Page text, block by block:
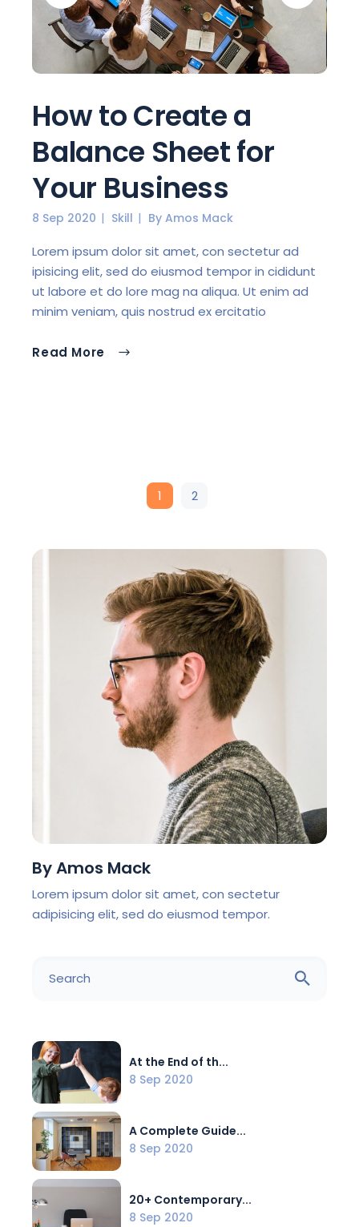
How to Create a
Balance Sheet for
Your Business
8 Sep 2020 Skill By Amos Mack
Lorem ipsum dolor sit amet, con sectetur ad
ipisicing elit, sed do eiusmod tempor in cididunt
ut labore et do lore mag na aliqua. Ut enim ad
minim veniam, quis nostrud ex ercitatio
Read More
1 2
ByAmos Mack
Lorem ipsum dolor sit amet, con sectetur
adipisicing elit, sed do eiusmod tempor.
for:
At the End of th...
8 Sep 2020
A Complete Guide...
8 Sep 2020
20+ Contemporary...
8 Sep 2020